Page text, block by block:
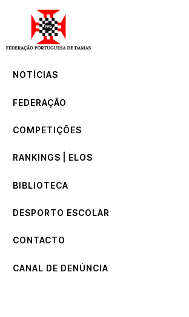
NOTÍCIAS
FEDERAÇÃO
COMPETIÇÕES
RANKINGS | ELOS
BIBLIOTECA
DESPORTO ESCOLAR
CONTACTO
CANAL DE DENÚNCIA